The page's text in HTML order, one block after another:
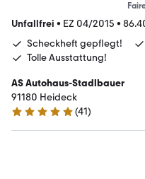
Unfallfrei • EZ 04/2015 •
Scheckheft gepflegt!
Tolle Ausstattung!
AS Autohaus-Stadlbauer
91180 Heideck
5 Sterne
(41)